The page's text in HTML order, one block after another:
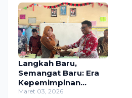
Langkah Baru,
Semangat Baru: Era
Kepemimpinan
Kepala Sekolah Baru
Maret 03, 2026